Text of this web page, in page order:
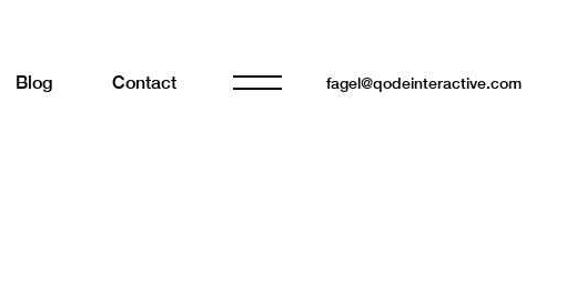
Blog Contact fagel@qodeinteractive.com